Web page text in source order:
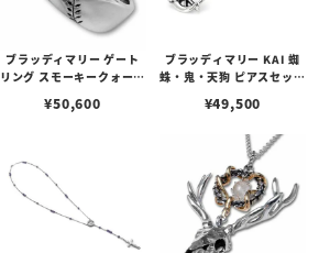
ブラッディマリー ゲート
リング スモーキークォーツ
¥50,600
ブラッディマリー KAI 蜘
蛛・鬼・天狗 ピアスセット
パール/ブラックスピネル
¥49,500